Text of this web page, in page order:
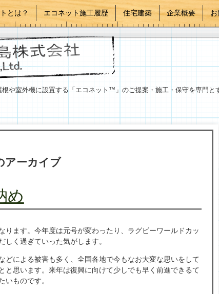
や室外機に設置する「エコネット™」のご提案・施工・保守を専門と
とは？ エコネット施工履歴 住宅建築 企業概要
アーカイブ
め
ります。今年度は元号が変わったり、ラグビーワールドカッ
く過ぎていった気がします。
どによる被害も多く、全国各地で今もなお大変な思いをして
と思います。来年は復興に向けて少しでも早く前進できるて
いものです。